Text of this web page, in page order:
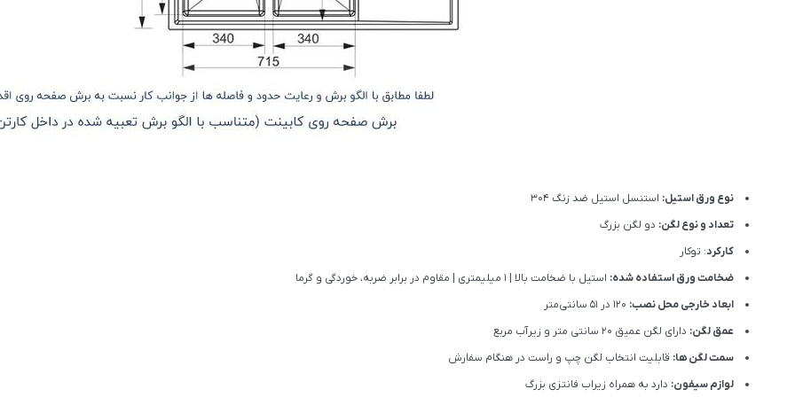
نوع ورق استیل: استنسل استیل ضد زنگ 304
تعداد و نوع لگن: دو لگن بزرگ
کارکرد: توکار
ضخامت ورق استفاده شده: استیل با ضخامت بالا | 1 میلیمتری | مقاوم در برابر ضربه، خوردگی و گرما
ابعاد خارجی محل نصب:
عمق لگن: دارای لگن عمیق 20 سانتی متر و زیرآب مربع
سمت لگن ها: قابلیت انتخاب لگن چپ و راست در هنگام سفارش
لوازم سیفون: دارد به همراه زیراب فانتزی بزرگ